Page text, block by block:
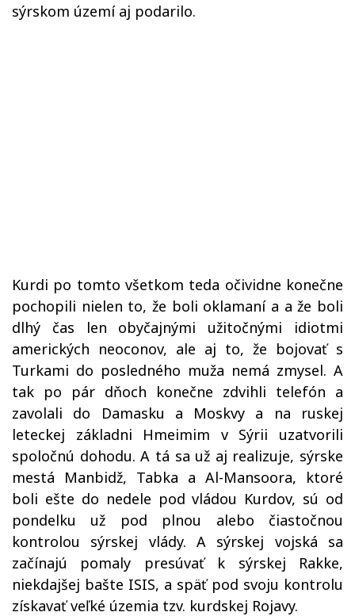
sýrskom území aj podarilo.
Kurdi po tomto všetkom teda očividne konečne
pochopili nielen to, že boli oklamaní a a že boli
dlhý čas len obyčajnými užitočnými idiotmi
amerických neoconov, ale aj to, že bojovať s
Turkami do posledného muža nemá zmysel. A
tak po pár dňoch konečne zdvihli telefón a
zavolali do Damasku a Moskvy a na ruskej
leteckej základni Hmeimim v Sýrii uzatvorili
spoločnú dohodu. A tá sa už aj realizuje, sýrske
mestá Manbidž, Tabka a Al-Mansoora, ktoré
boli ešte do nedele pod vládou Kurdov, sú od
pondelku už pod plnou alebo čiastočnou
kontrolou sýrskej vlády. A sýrskej vojská sa
začínajú pomaly presúvať k sýrskej Rakke,
niekdajšej bašte ISIS, a späť pod svoju kontrolu
získavať veľké územia tzv. kurdskej Rojavy.